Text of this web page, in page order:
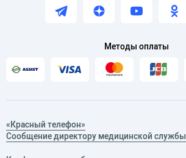
Методы оплаты
«Красный телефон»
Сообщение директору медицинской службы